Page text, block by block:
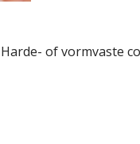
of vormvaste